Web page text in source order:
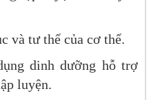
và tư thế của cơ thể.
dinh dưỡng hỗ trợ
luyện.